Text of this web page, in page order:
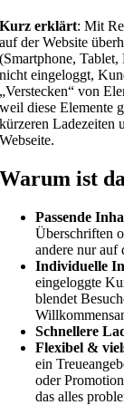
Kurz erklärt: Mit
auf der Website
(Smartphone,
nicht eingeloggt,
„Verstecken“ von
weil diese Elemente
kürzeren Ladezeiten
Webseite.
Warum ist
Passende
Überschriften
andere nur auf
Individuelle
eingeloggte
blendet
Schnellere
Flexibel &
ein
oder
das alles